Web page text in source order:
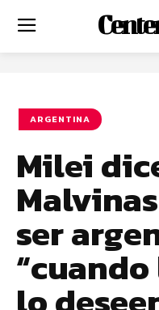
ARGENTINA
Milei
ser